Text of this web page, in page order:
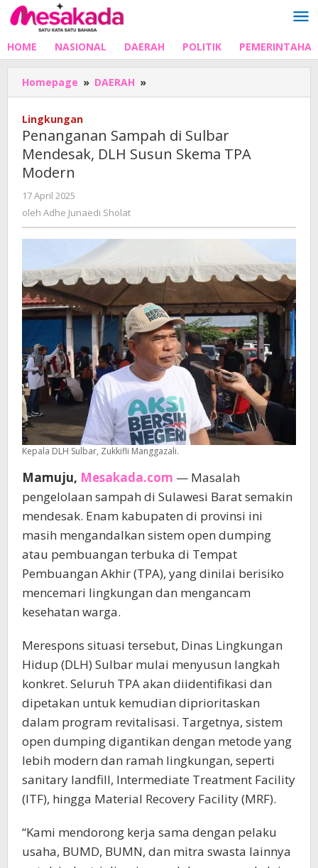
Lewati
ke
HOME NASIONAL DAERAH POLITIK
Homepage » DAERAH »
Sampah
Mendesak,
DLH
Lingkungan
Penanganan Sampah di Sulbar
Mendesak, DLH Susun Skema TPA
Modern
17 April 2025
Adhe
oleh Adhe Junaedi Sholat
Kepala DLH Sulbar, Zukkifli Manggazali.
Mamuju, Mesakada.com — Masalah
pengelolaan sampah di Sulawesi Barat semakin
mendesak. Enam kabupaten di provinsi ini
masih mengandalkan sistem open dumping
atau pembuangan terbuka di Tempat
Pembuangan Akhir (TPA), yang dinilai berisiko
mencemari lingkungan dan mengancam
kesehatan warga.
Merespons situasi tersebut, Dinas Lingkungan
Hidup (DLH) Sulbar mulai menyusun langkah
konkret. Seluruh TPA akan diidentifikasi dan
dipetakan untuk kemudian diprioritaskan
dalam program revitalisasi. Targetnya, sistem
open dumping digantikan dengan metode yang
lebih modern dan ramah lingkungan, seperti
sanitary landfill, Intermediate Treatment Facility
(ITF), hingga Material Recovery Facility (MRF).
“Kami mendorong kerja sama dengan pelaku
usaha, BUMD, BUMN, dan mitra swasta lainnya